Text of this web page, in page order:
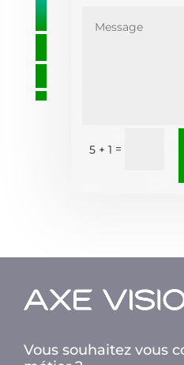
5 + 1 =
Vous souhaitez vous